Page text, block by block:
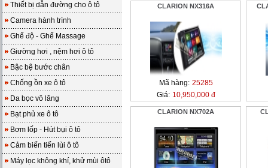
Thiết bị dẫn đường cho ô tô
Camera hành trình
Ghế độ - Ghế Massage
Giường hơi , nệm hơi ô tô
Bậc bệ bước chân
Chống ồn xe ô tô
Da bọc vô lăng
Bạt phủ xe ô tô
Bơm lốp - Hút bụi ô tô
Cảm biến tiến lùi ô tô
Máy lọc không khí, khử mùi ôtô
CLARION NX316A
Mã hàng: 25285
Giá: 10,950,000 đ
CLARION NX702A